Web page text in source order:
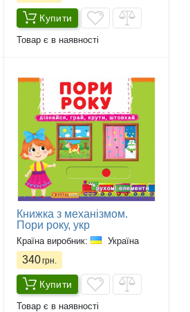
Купити
Товар є в наявності
Книжка з механізмом.
Пори року, укр
Країна виробник: Україна
340грн.
Купити
Товар є в наявності